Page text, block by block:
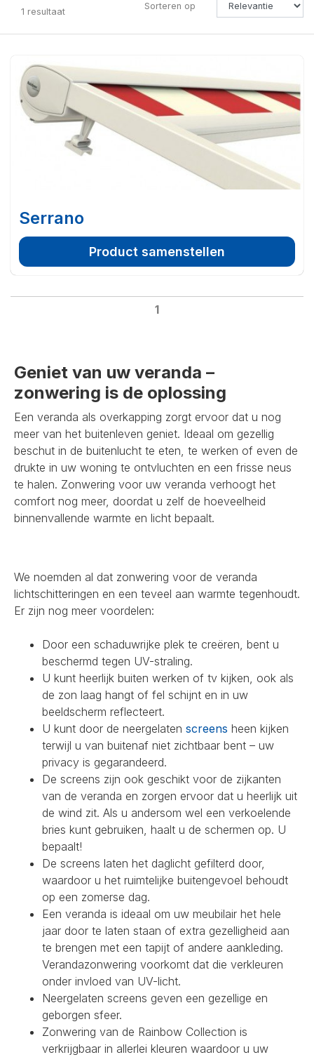
1 resultaat Sorteren op
Serrano
Product samenstellen
1
Geniet van uw veranda –
zonwering is de oplossing
Een veranda als overkapping zorgt ervoor dat u nog
meer van het buitenleven geniet. Ideaal om gezellig
beschut in de buitenlucht te eten, te werken of even de
drukte in uw woning te ontvluchten en een frisse neus
te halen. Zonwering voor uw veranda verhoogt het
comfort nog meer, doordat u zelf de hoeveelheid
binnenvallende warmte en licht bepaalt.
We noemden al dat zonwering voor de veranda
lichtschitteringen en een teveel aan warmte tegenhoudt.
Er zijn nog meer voordelen:
Door een schaduwrijke plek te creëren, bent u
beschermd tegen UV-straling.
U kunt heerlijk buiten werken of tv kijken, ook als
de zon laag hangt of fel schijnt en in uw
beeldscherm reflecteert.
U kunt door de neergelaten screens heen kijken
terwijl u van buitenaf niet zichtbaar bent – uw
privacy is gegarandeerd.
De screens zijn ook geschikt voor de zijkanten
van de veranda en zorgen ervoor dat u heerlijk uit
de wind zit. Als u andersom wel een verkoelende
bries kunt gebruiken, haalt u de schermen op. U
bepaalt!
De screens laten het daglicht gefilterd door,
waardoor u het ruimtelijke buitengevoel behoudt
op een zomerse dag.
Een veranda is ideaal om uw meubilair het hele
jaar door te laten staan of extra gezelligheid aan
te brengen met een tapijt of andere aankleding.
Verandazonwering voorkomt dat die verkleuren
onder invloed van UV-licht.
Neergelaten screens geven een gezellige en
geborgen sfeer.
Zonwering van de Rainbow Collection is
verkrijgbaar in allerlei kleuren waardoor u uw